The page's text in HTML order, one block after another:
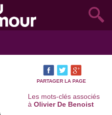
PARTAGER LA PAGE
Les mots-clés associés
à Olivier De Benoist